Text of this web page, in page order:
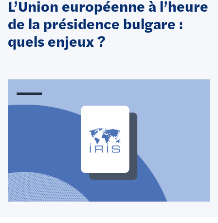
L’Union européenne à l’heure
de la présidence bulgare :
quels enjeux ?